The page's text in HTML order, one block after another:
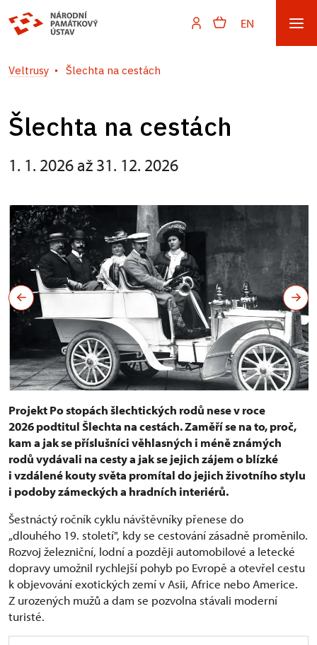
EN
Veltrusy Šlechta na cestách
Šlechta na cestách
1. 1. 2026 až 31. 12. 2026
Projekt Po stopách šlechtických rodů nese v roce
2026 podtitul Šlechta na cestách. Zaměří se na to, proč,
kam a jak se příslušníci věhlasných i méně známých
rodů vydávali na cesty a jak se jejich zájem o blízké
i vzdálené kouty světa promítal do jejich životního stylu
i podoby zámeckých a hradních interiérů.
Šestnáctý ročník cyklu návštěvníky přenese do
„dlouhého 19. století", kdy se cestování zásadně proměnilo.
Rozvoj železniční, lodní a později automobilové a letecké
dopravy umožnil rychlejší pohyb po Evropě a otevřel cestu
k objevování exotických zemí v Asii, Africe nebo Americe.
Z urozených mužů a dam se pozvolna stávali moderní
turisté.